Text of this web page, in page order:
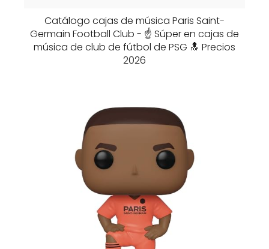
Catálogo cajas de música Paris Saint-
Germain Football Club - ☝️ Súper en cajas de
música de club de fútbol de PSG 🔝 Precios
2026